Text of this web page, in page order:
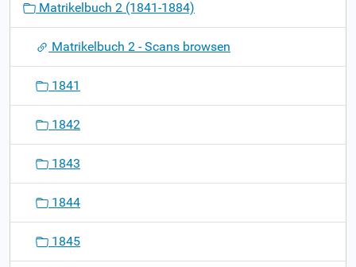
o
Matrikelbuch 2 (1841-1884)
Matrikelbuch 2 - Scans browsen
1841
1842
1843
1844
1845